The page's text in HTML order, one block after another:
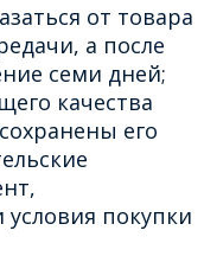
от товара
а после
семи дней;
качества
его
покупки